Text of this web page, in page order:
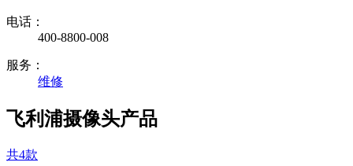
电话：
400-8800-008
服务：
维修
飞利浦摄像头产品
共4款